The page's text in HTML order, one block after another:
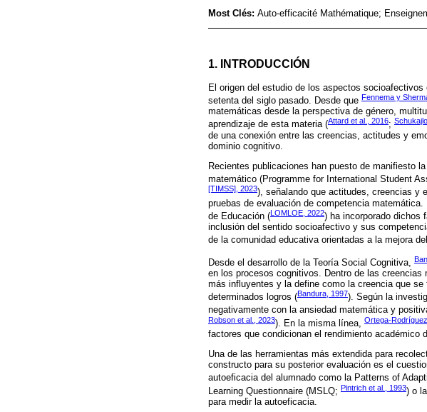
Most Clés: Auto-efficacité Mathématique;
1. INTRODUCCIÓN
El origen del estudio de los aspectos
setenta del siglo pasado. Desde que Fennema y
matemáticas desde la perspectiva de género,
aprendizaje de esta materia (Attard et al., 2016;
de una conexión entre las creencias, actitudes y
dominio cognitivo.
Recientes publicaciones han puesto de manifiesto
matemático (Programme for International Student
[TIMSS], 2023), señalando que actitudes, creencias y
pruebas de evaluación de competencia
de Educación (LOMLOE, 2022) ha incorporado dichos
inclusión del sentido socioafectivo y sus
de la comunidad educativa orientadas a la mejora
Desde el desarrollo de la Teoría Social Cognitiva,
en los procesos cognitivos. Dentro de las
más influyentes y la define como la creencia que
determinados logros (Bandura, 1997). Según la
negativamente con la ansiedad matemática y
Robson et al., 2023). En la misma línea, Ortega-
factores que condicionan el rendimiento académico
Una de las herramientas más extendida para
constructo para su posterior evaluación es el
autoeficacia del alumnado como la Patterns of
Learning Questionnaire (MSLQ; Pintrich et al., 1993) o
para medir la autoeficacia.